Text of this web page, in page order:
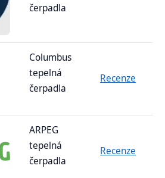
čerpadla
Columbus
tepelná
čerpadla
Recenze
ARPEG
tepelná
čerpadla
Recenze